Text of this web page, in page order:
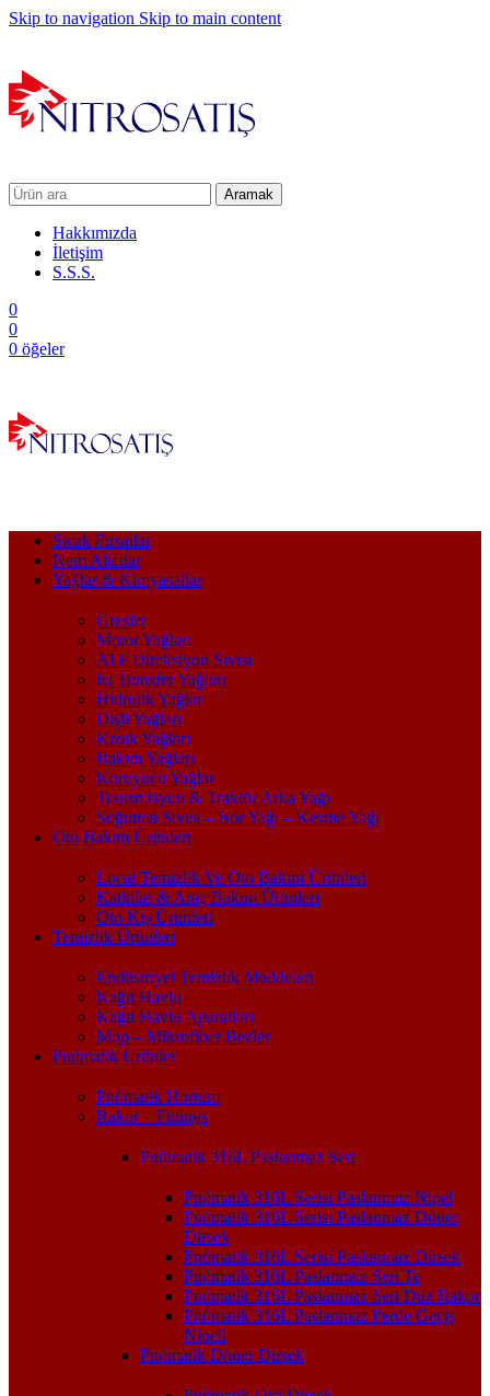
Skip to navigation Skip to main content
Aramak
Hakkımızda
İletişim
S.S.S.
0
0
0 öğeler
Sıcak Fırsatlar
Nem Alıcılar
Yağlar & Kimyasallar
Gresler
Motor Yağları
ATF Direksiyon Sıvısı
Isı Transfer Yağları
Hidrolik Yağlar
Dişli Yağları
Kızak Yağları
Bakım Yağları
Koruyucu Yağlar
Transmisyon & Traktör Arka Yağı
Soğutma Sıvısı – Bor Yağı – Kesme Yağı
Oto Bakım Ürünleri
Local Temizlik Ve Oto Bakım Ürünleri
Katkılar & Araç Bakım Ürünleri
Oto Kış Ürünleri
Temizlik Ürünleri
Endüstriyel Temizlik Maddeleri
Kağıt Havlu
Kağıt Havlu Aparatları
Mop – Mikrofiber Bezler
Pnömatik Ürünler
Pnömatik Hortum
Rakor – Fittings
Pnömatik 316L Paslanmaz Seri
Pnömatik 316L Serisi Paslanmaz Nipel
Pnömatik 316L Serisi Paslanmaz Döner
Dirsek
Pnömatik 316L Serisi Paslanmaz Dirsek
Pnömatik 316L Paslanmaz Seri Te
Pnömatik 316L Paslanmaz Seri Düz Rakor
Pnömatik 316L Paslanmaz Perde Geçiş
Nipeli
Pnömatik Döner Dirsek